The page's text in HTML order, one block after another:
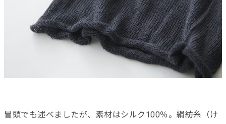
冒頭でも述べましたが、素材はシルク100％。絹紡糸（け